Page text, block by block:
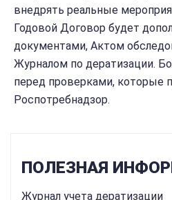
внедрять реальные
Годовой Договор будет
документами, Актом
Журналом по дератизации.
перед проверками, которые
Роспотребнадзор.
ПОЛЕЗНАЯ
Журнал учета дератизации